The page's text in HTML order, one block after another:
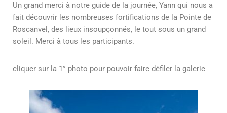
Un grand merci à notre guide de la journée, Yann qui nous a
fait découvrir les nombreuses fortifications de la Pointe de
Roscanvel, des lieux insoupçonnés, le tout sous un grand
soleil. Merci à tous les participants.
cliquer sur la 1° photo pour pouvoir faire défiler la galerie